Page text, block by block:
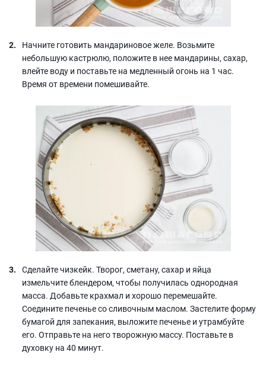
Начните готовить мандариновое желе. Возьмите
небольшую кастрюлю, положите в нее мандарины, сахар,
влейте воду и поставьте на медленный огонь на 1 час.
Время от времени помешивайте.
Сделайте чизкейк. Творог, сметану, сахар и яйца
измельчите блендером, чтобы получилась однородная
масса. Добавьте крахмал и хорошо перемешайте.
Соедините печенье со сливочным маслом. Застелите форму
бумагой для запекания, выложите печенье и утрамбуйте
его. Отправьте на него творожную массу. Поставьте в
духовку на 40 минут.